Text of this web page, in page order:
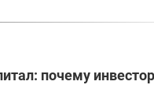
почему